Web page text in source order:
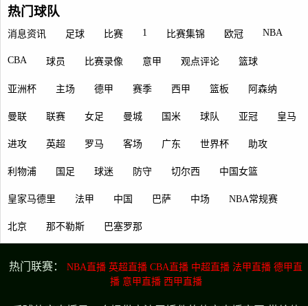
热门球队
消息资讯 足球 比赛 1 比赛集锦 欧冠 NBA
CBA 球员 比赛录像 意甲 观点评论 篮球
亚洲杯 主场 德甲 赛季 西甲 篮板 阿森纳
曼联 联赛 女足 曼城 国米 球队 亚冠 皇马
进攻 英超 罗马 客场 广东 世界杯 助攻
利物浦 国足 球迷 防守 切尔西 中国女篮
皇家马德里 法甲 中国 巴萨 中场 NBA常规赛
北京 那不勒斯 巴塞罗那
热门联赛： NBA直播 英超直播 CBA直播 中超直播 法甲直播 德甲直
播 意甲直播 西甲直播